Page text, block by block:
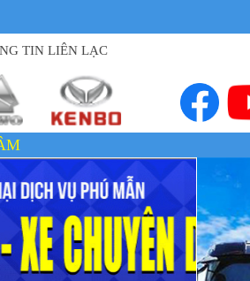
TIN LIÊN LẠC